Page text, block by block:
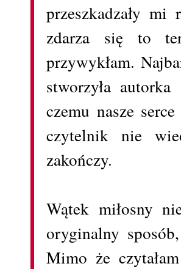
przeszkadzały
zdarza się to
przywykłam.
stworzyła
czemu nasze
czytelnik nie
zakończy.
Wątek miłosny
oryginalny
Mimo że